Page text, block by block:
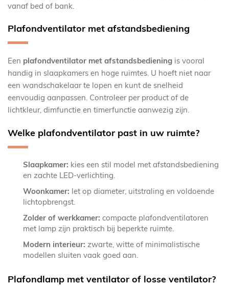
vanaf bed of bank.
Plafondventilator met afstandsbediening
Een plafondventilator met afstandsbediening is vooral
handig in slaapkamers en hoge ruimtes. U hoeft niet naar
een wandschakelaar te lopen en kunt de snelheid
eenvoudig aanpassen. Controleer per product of de
lichtkleur, dimfunctie en timerfunctie aanwezig zijn.
Welke plafondventilator past in uw ruimte?
Slaapkamer: kies een stil model met afstandsbediening
en zachte LED-verlichting.
Woonkamer: let op diameter, uitstraling en voldoende
lichtopbrengst.
Zolder of werkkamer: compacte plafondventilatoren
met lamp zijn praktisch bij beperkte ruimte.
Modern interieur: zwarte, witte of minimalistische
modellen sluiten vaak goed aan.
Plafondlamp met ventilator of losse ventilator?